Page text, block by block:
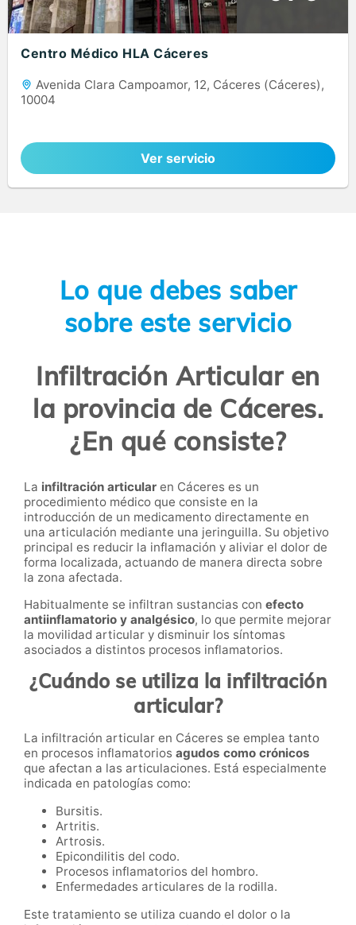
Centro Médico HLA Cáceres
Avenida Clara Campoamor, 12, Cáceres (Cáceres),
10004
Ver servicio
Lo que debes saber
sobre este servicio
Infiltración Articular en
la provincia de Cáceres.
¿En qué consiste?
La infiltración articular en Cáceres es un
procedimiento médico que consiste en la
introducción de un medicamento directamente en
una articulación mediante una jeringuilla. Su objetivo
principal es reducir la inflamación y aliviar el dolor de
forma localizada, actuando de manera directa sobre
la zona afectada.
Habitualmente se infiltran sustancias con efecto
antiinflamatorio y analgésico, lo que permite mejorar
la movilidad articular y disminuir los síntomas
asociados a distintos procesos inflamatorios.
¿Cuándo se utiliza la infiltración
articular?
La infiltración articular en Cáceres se emplea tanto
en procesos inflamatorios agudos como crónicos
que afectan a las articulaciones. Está especialmente
indicada en patologías como:
Bursitis.
Artritis.
Artrosis.
Epicondilitis del codo.
Procesos inflamatorios del hombro.
Enfermedades articulares de la rodilla.
Este tratamiento se utiliza cuando el dolor o la